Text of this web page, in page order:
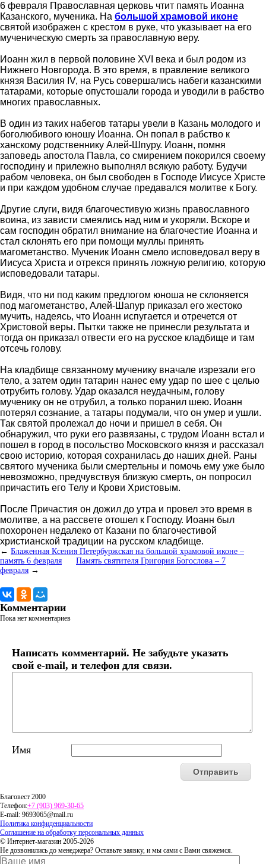
6 февраля Православная церковь чтит память Иоанна
Казанского, мученика. На большой храмовой иконе
святой изображен с крестом в руке, что указывает на его
мученическую смерть за православную веру.
Иоанн жил в первой половине XVI века и был родом из
Нижнего Новгорода. В это время, в правление великого
князя Василия IV, на Русь совершались набеги казанскими
татарами, которые опустошали города и уводили в рабство
многих православных.
В один из таких набегов татары увели в Казань молодого и
боголюбивого юношу Иоанна. Он попал в рабство к
ханскому родственнику Алей-Шпуру. Иоанн, помня
заповедь апостола Павла, со смирением покорился своему
господину и прилежно выполнял всякую работу. Будучи
рабом человека, он был свободен в Господе Иисусе Христе
и при каждом удобном случае предавался молитве к Богу.
Другие слуги, видя благочестивую жизнь православного
воина, из зависти смеялись над ним и укоряли. Вскоре и
сам господин обратил внимание на благочестие Иоанна и
стал склонять его при помощи муллы принять
магометанство. Мученик Иоанн смело исповедовал веру в
Иисуса Христа и отрекся принять ложную религию, которую
исповедовали татары.
Видя, что ни под каким предлогом юноша не склоняется
под магометанство, Алей-Шапур приказал его жестоко
мучить, надеясь, что Иоанн испугается и отречется от
Христовой веры. Пытки также не принесли результата и
тогда он приказал отвести его на русское кладбище и там
отсечь голову.
На кладбище связанному мученику вначале изрезали его
тело, а затем один татарин нанес ему удар по шее с целью
отрубить голову. Удар оказался неудачным, голову
мученику он не отрубил, а только поранил шею. Иоанн
потерял сознание, а татары подумали, что он умер и ушли.
Так святой пролежал до ночи и пришел в себя. Он
обнаружил, что руки его развязаны, с трудом Иоанн встал и
пошел в город в посольство Московского князя и рассказал
свою историю, которая сохранилась до наших дней. Раны
святого мученика были смертельны и помочь ему уже было
невозможно, предчувствуя близкую смерть, он попросил
причастить его Телу и Крови Христовым.
После Причастия он дожил до утра и провел это время в
молитве, а на рассвете отошел к Господу. Иоанн был
похоронен недалеко от Казани по благочестивой
христианской традиции на русском кладбище.
← Блаженная Ксения Петербуржская на большой храмовой иконе –
память 6 февраля
Память святителя Григория Богослова – 7
февраля →
Комментарии
Пока нет комментариев
Написать комментарий. Не забудьте указать
свой e-mail, и телефон для связи.
Имя
Благовест 2000
Телефон:+7 (903) 969-30-65
E-mail: 9693065@mail.ru
Политика конфиденциальности
Соглашение на обработку персональных данных
© Интернет-магазин 2005-2026
Не дозвонились до менеджера? Оставьте заявку, и мы сами с Вами свяжемся.